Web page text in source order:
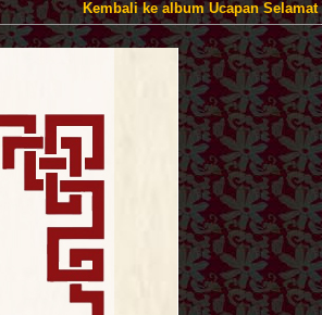
Kembali ke album Ucapan Selamat